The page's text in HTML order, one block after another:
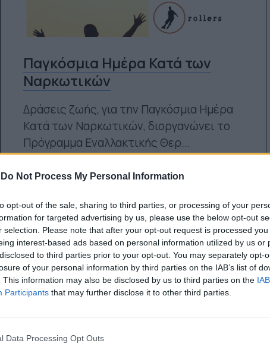
Do Not Process My Personal Information
opt-out of the sale, sharing to third parties, or processing of your
for targeted advertising by us, please use the below opt-out
selection. Please note that after your opt-out request is processed you
interest-based ads based on personal information utilized by us or
to third parties prior to your opt-out. You may separately opt-
of your personal information by third parties on the IAB’s list of
This information may also be disclosed by us to third parties on the
Participants that may further disclose it to other third parties.
Data Processing Opt Outs
Παγκόσμια Ημέρα Κατά των
Ναρκωτικών
Δράσεις ζωής, για την Παγκόσμια Ημέρα
Κατά των Ναρκωτικών, διοργανώνει τo
Πρόγραμμα Εναλλακτικής Θερ...
24.06.2014